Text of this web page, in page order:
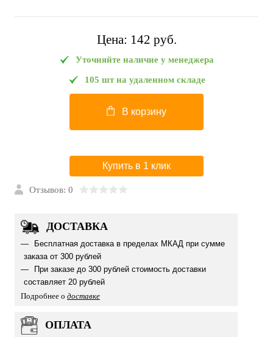
Цена: 142 pуб.
Уточняйте наличие у менеджера
105 шт на удаленном складе
В корзину
Купить в 1 клик
Отзывов: 0
ДОСТАВКА
Бесплатная доставка в пределах МКАД при сумме
заказа от 300 рублей
При заказе до 300 рублей стоимость доставки
составляет 20 рублей
Подробнее о доставке
ОПЛАТА